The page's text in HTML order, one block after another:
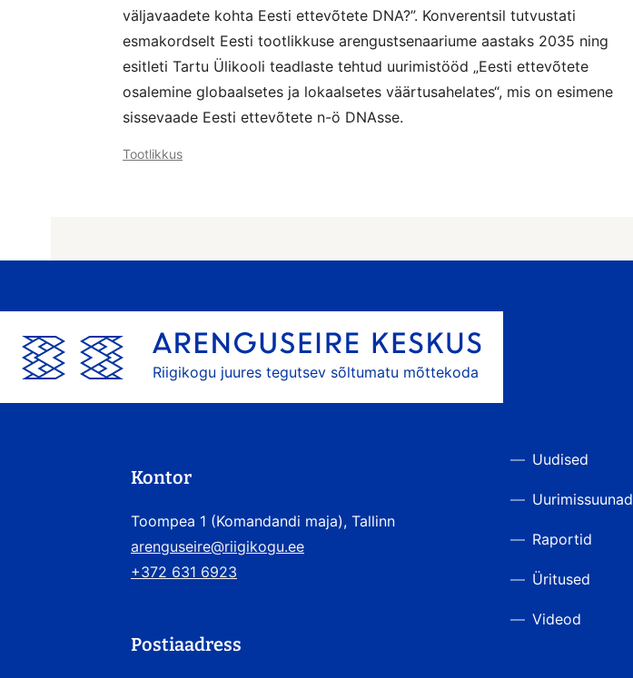
väljavaadete kohta Eesti ettevõtete DNA?”. Konverentsil tutvustati
esmakordselt Eesti tootlikkuse arengustsenaariume aastaks 2035 ning
esitleti Tartu Ülikooli teadlaste tehtud uurimistööd „Eesti ettevõtete
osalemine globaalsetes ja lokaalsetes väärtusahelates“, mis on esimene
sissevaade Eesti ettevõtete n-ö DNAsse.
Tootlikkus
Riigikogu juures tegutsev sõltumatu mõttekoda
Kontor
Toompea 1 (Komandandi maja), Tallinn
arenguseire@riigikogu.ee
+372 631 6923
Postiaadress
Uudised
Uurimissuunad
Raportid
Üritused
Videod